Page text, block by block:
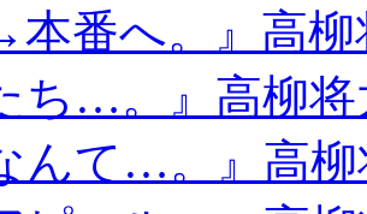
本番へ。』高
ち…。』高柳将
んて…。』高